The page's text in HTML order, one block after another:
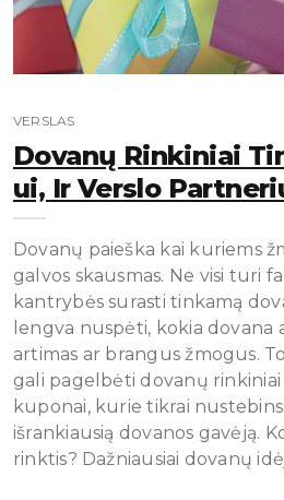
VERSLAS
Dovanų Rinkiniai
Ui, Ir Verslo
Dovanų paieška kai kuriems
galvos skausmas. Ne visi turi
kantrybės surasti tinkamą
lengva nuspėti, kokia dovana
artimas ar brangus žmogus.
gali pagelbėti dovanų
kuponai, kurie tikrai
išrankiausią dovanos gavėją.
rinktis? Dažniausiai dovanų